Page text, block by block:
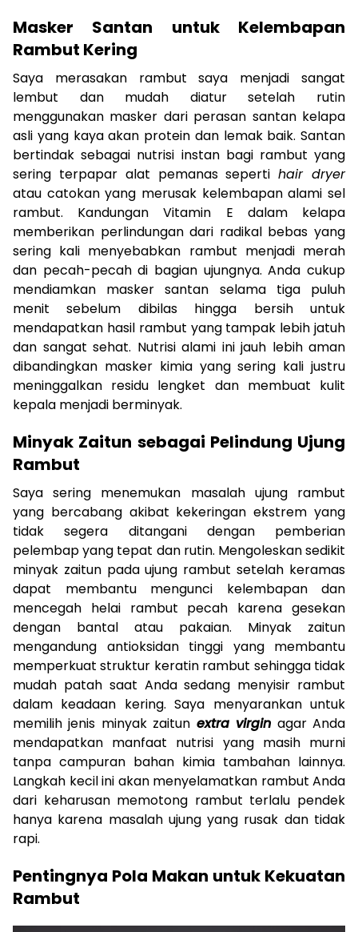
Masker Santan untuk Kelembapan
Rambut Kering
Saya merasakan rambut saya menjadi sangat
lembut dan mudah diatur setelah rutin
menggunakan masker dari perasan santan kelapa
asli yang kaya akan protein dan lemak baik. Santan
bertindak sebagai nutrisi instan bagi rambut yang
sering terpapar alat pemanas sepertihair dryer
atau catokan yang merusak kelembapan alami sel
rambut. Kandungan Vitamin E dalam kelapa
memberikan perlindungan dari radikal bebas yang
sering kali menyebabkan rambut menjadi merah
dan pecah-pecah di bagian ujungnya. Anda cukup
mendiamkan masker santan selama tiga puluh
menit sebelum dibilas hingga bersih untuk
mendapatkan hasil rambut yang tampak lebih jatuh
dan sangat sehat. Nutrisi alami ini jauh lebih aman
dibandingkan masker kimia yang sering kali justru
meninggalkan residu lengket dan membuat kulit
kepala menjadi berminyak.
Minyak Zaitun sebagai Pelindung Ujung
Rambut
Saya sering menemukan masalah ujung rambut
yang bercabang akibat kekeringan ekstrem yang
tidak segera ditangani dengan pemberian
pelembap yang tepat dan rutin. Mengoleskan sedikit
minyak zaitun pada ujung rambut setelah keramas
dapat membantu mengunci kelembapan dan
mencegah helai rambut pecah karena gesekan
dengan bantal atau pakaian. Minyak zaitun
mengandung antioksidan tinggi yang membantu
memperkuat struktur keratin rambut sehingga tidak
mudah patah saat Anda sedang menyisir rambut
dalam keadaan kering. Saya menyarankan untuk
memilih jenis minyak zaitun extra virgin agar Anda
mendapatkan manfaat nutrisi yang masih murni
tanpa campuran bahan kimia tambahan lainnya.
Langkah kecil ini akan menyelamatkan rambut Anda
dari keharusan memotong rambut terlalu pendek
hanya karena masalah ujung yang rusak dan tidak
rapi.
Pentingnya Pola Makan untuk Kekuatan
Rambut